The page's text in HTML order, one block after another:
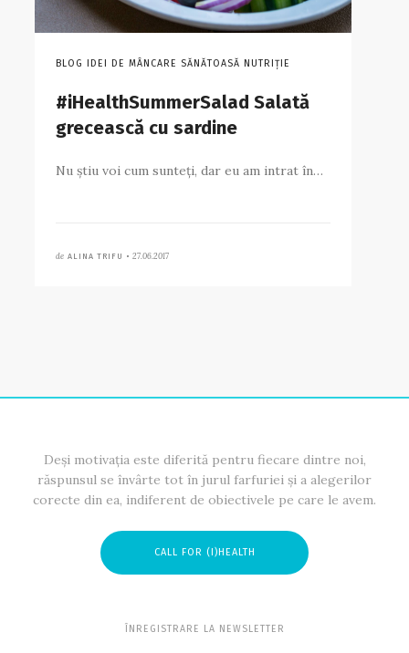
BLOG IDEI DE MÂNCARE SĂNĂTOASĂ NUTRIȚIE
#iHealthSummerSalad Salată
grecească cu sardine
Nu știu voi cum sunteți, dar eu am intrat în…
de ALINA TRIFU • 27.06.2017
Deși motivația este diferită pentru fiecare dintre noi,
răspunsul se învârte tot în jurul farfuriei și a alegerilor
corecte din ea, indiferent de obiectivele pe care le avem.
CALL FOR (I)HEALTH
ÎNREGISTRARE LA NEWSLETTER